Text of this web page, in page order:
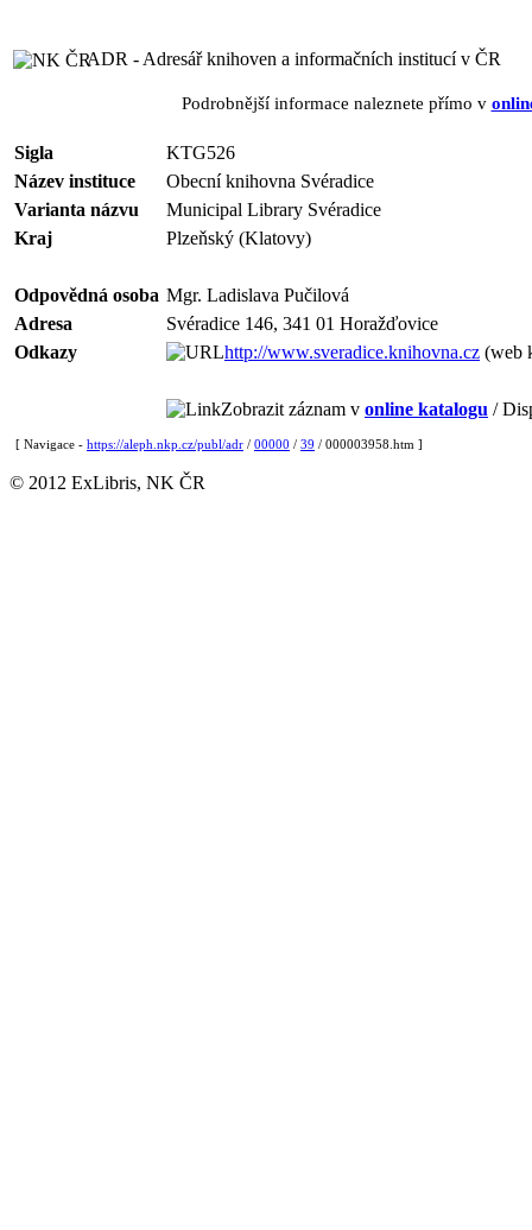
ADR - Adresář knihoven a informačních institucí v ČR
Podrobnější informace naleznete přímo v
Sigla
KTG526
Název instituce
Obecní knihovna Svéradice
Varianta názvu
Municipal Library Svéradice
Kraj
Plzeňský (Klatovy)
Odpovědná osoba Mgr. Ladislava Pučilová
Adresa
Svéradice 146, 341 01 Horažďovice
Odkazy
http://www.sveradice.knihovna.cz (web
Zobrazit záznam v online katalogu /
[ Navigace - https://aleph.nkp.cz/publ/adr / 00000 / 39 / 000003958.htm ]
© 2012 ExLibris, NK ČR